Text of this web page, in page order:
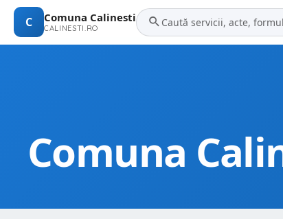
C Comuna Calinesti
CALINESTI.RO
Comuna